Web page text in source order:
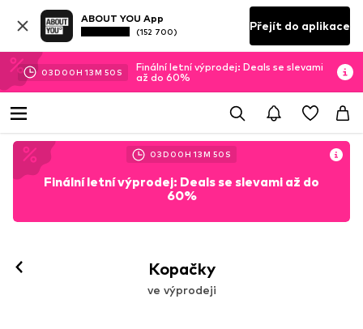
ABOUT YOU App
(152 700) Přejít do aplikace
03D 00H 13M 49 S
Finální letní výprodej: Deals se slevami
až do 60%
03D 00H 13M 49 S
Finální letní výprodej: Deals se slevami až do
60%
Kopačky
ve výprodeji